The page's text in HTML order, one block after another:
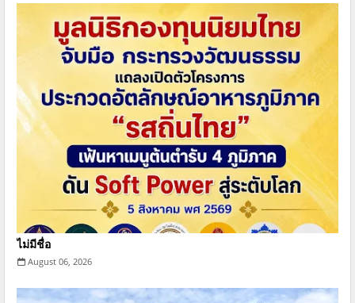
ไม่มีชื่อ
August 06, 2026